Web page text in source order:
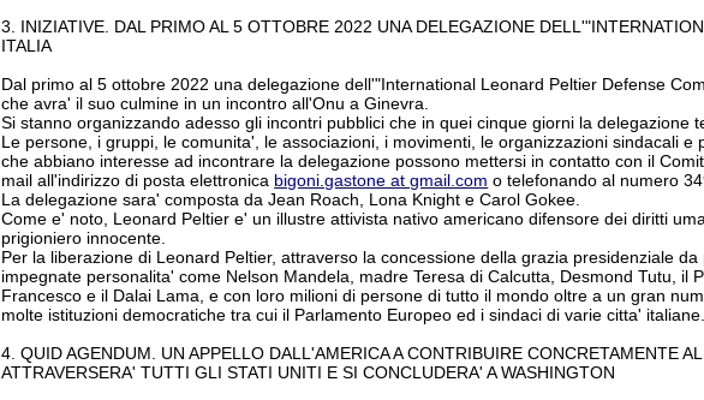
3. INIZIATIVE. DAL PRIMO AL 5 OTTOBRE 2022 UNA DELEGAZIONE
ITALIA
Dal primo al 5 ottobre 2022 una delegazione dell'"International Leonard Peltier Defense
che avra' il suo culmine in un incontro all'Onu a Ginevra.
Si stanno organizzando adesso gli incontri pubblici che in quei cinque giorni la delegazione
Le persone, i gruppi, le comunita', le associazioni, i movimenti, le organizzazioni sindacali
che abbiano interesse ad incontrare la delegazione possono mettersi in contatto con il
mail all'indirizzo di posta elettronica bigoni.gastone at gmail.com o telefonando al numero
La delegazione sara' composta da Jean Roach, Lona Knight e Carol Gokee.
Come e' noto, Leonard Peltier e' un illustre attivista nativo americano difensore dei diritti
prigioniero innocente.
Per la liberazione di Leonard Peltier, attraverso la concessione della grazia presidenziale
impegnate personalita' come Nelson Mandela, madre Teresa di Calcutta, Desmond Tutu, il
Francesco e il Dalai Lama, e con loro milioni di persone di tutto il mondo oltre a un gran
molte istituzioni democratiche tra cui il Parlamento Europeo ed i sindaci di varie citta' italiane.
4. QUID AGENDUM. UN APPELLO DALL'AMERICA A CONTRIBUIRE CONCRETAMENTE
ATTRAVERSERA' TUTTI GLI STATI UNITI E SI CONCLUDERA' A WASHINGTON